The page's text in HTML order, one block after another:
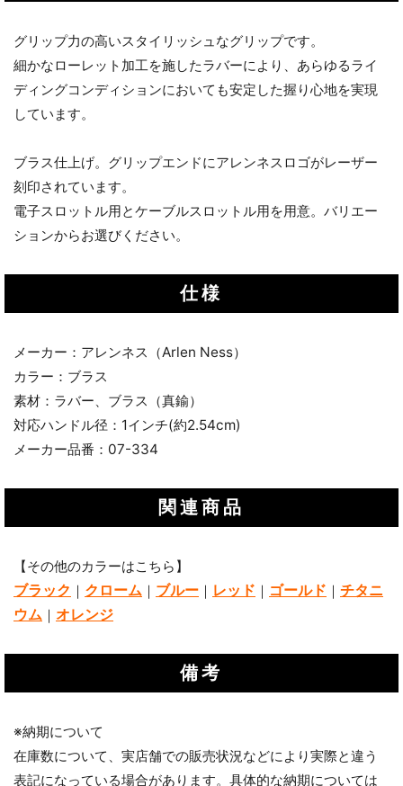
グリップ力の高いスタイリッシュなグリップです。
細かなローレット加工を施したラバーにより、あらゆるライ
ディングコンディションにおいても安定した握り心地を実現
しています。
ブラス仕上げ。グリップエンドにアレンネスロゴがレーザー
刻印されています。
電子スロットル用とケーブルスロットル用を用意。バリエー
ションからお選びください。
仕様
メーカー：アレンネス（Arlen Ness）
カラー：ブラス
素材：ラバー、ブラス（真鍮）
対応ハンドル径：1インチ(約2.54cm)
メーカー品番：07-334
関連商品
【その他のカラーはこちら】
ブラック ｜ クローム ｜ ブルー ｜ レッド ｜ ゴールド ｜ チタニ
ウム ｜ オレンジ
備考
※納期について
在庫数について、実店舗での販売状況などにより実際と違う
表記になっている場合があります。具体的な納期については